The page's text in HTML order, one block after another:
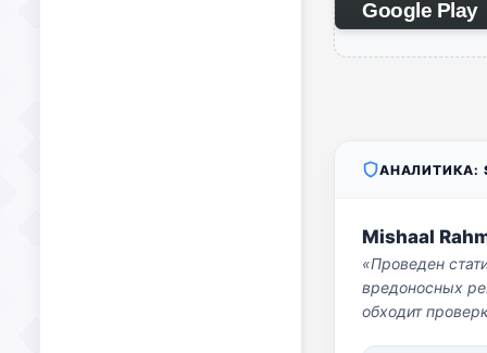
Google Play
АНАЛИТИКА:
Mishaal
«Проведен
вредоносных
обходит